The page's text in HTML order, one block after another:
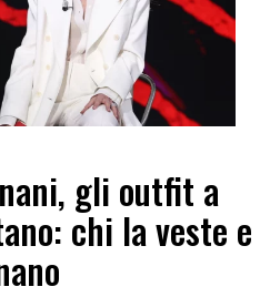
gli outfit a
chi la veste e